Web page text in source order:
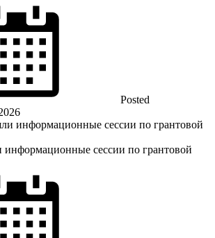
Posted
сессии по грантовой